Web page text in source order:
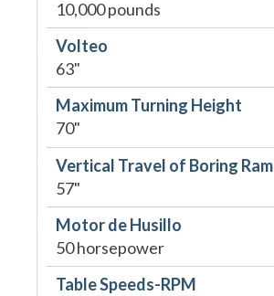
10,000 pounds
Volteo
63"
Maximum Turning Height
70"
Vertical Travel of Boring Ram
57"
Motor de Husillo
50 horsepower
Table Speeds-RPM